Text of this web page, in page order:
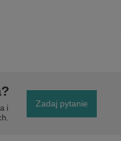
i
Zadaj pytanie